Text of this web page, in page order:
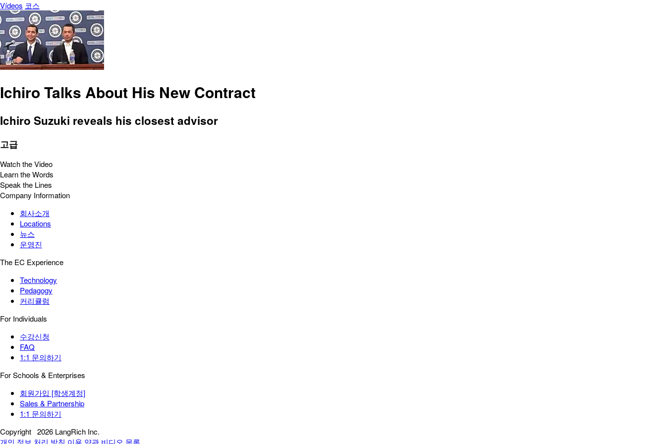
Vídeos 코스
Ichiro Talks About His New Contract
Ichiro Suzuki reveals his closest advisor
고급
Watch the Video
Learn the Words
Speak the Lines
Company Information
회사소개
Locations
뉴스
운영진
The EC Experience
Technology
Pedagogy
커리큘럼
For Individuals
수강신청
FAQ
1:1 문의하기
For Schools & Enterprises
회원가입 [학생계정]
Sales & Partnership
1:1 문의하기
Copyright 2026 LangRich Inc.